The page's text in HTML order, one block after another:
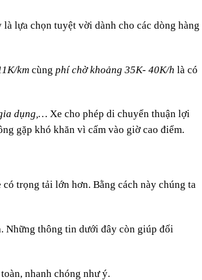
lựa chọn tuyệt vời dành cho các dòng hàng
km cùng phí chờ khoảng 35K- 40K/h là có
dụng,… Xe cho phép di chuyển thuận lợi
gặp khó khăn vì cấm vào giờ cao điểm.
trọng tải lớn hơn. Bằng cách này chúng ta
Những thông tin dưới đây còn giúp đối
nhanh chóng như ý.